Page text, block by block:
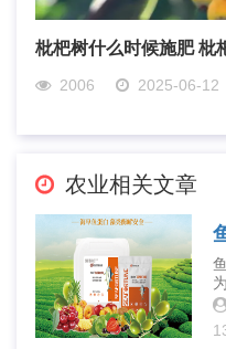
枇杷树什么时候施肥 枇
2006 2025-06-12
农业相关文章